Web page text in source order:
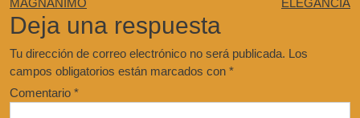
MAGNÁNIMO
ELEGANCIA
Deja una respuesta
Tu dirección de correo electrónico no será publicada. Los
campos obligatorios están marcados con *
Comentario *